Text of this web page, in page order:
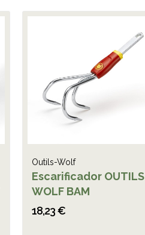
Outils-Wolf
Escarificador OUTILS
WOLF BAM
18,23 €